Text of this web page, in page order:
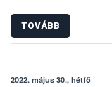
TOVÁBB
2022. május 30., hétfő